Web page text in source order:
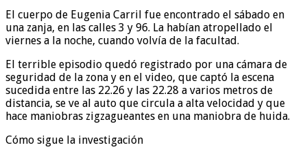
El cuerpo de Eugenia Carril fue encontrado el sábado en
una zanja, en las calles 3 y 96. La habían atropellado el
viernes a la noche, cuando volvía de la facultad.
El terrible episodio quedó registrado por una cámara de
seguridad de la zona y en el video, que captó la escena
sucedida entre las 22.26 y las 22.28 a varios metros de
distancia, se ve al auto que circula a alta velocidad y que
hace maniobras zigzagueantes en una maniobra de huida.
Cómo sigue la investigación